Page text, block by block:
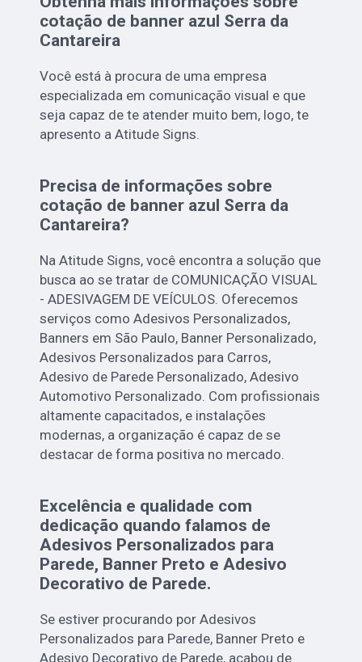
cotação de banner azul Serra da
Cantareira
Você está à procura de uma empresa
especializada em comunicação visual e que
seja capaz de te atender muito bem, logo, te
apresento a Atitude Signs.
Precisa de informações sobre
cotação de banner azul Serra da
Cantareira?
Na Atitude Signs, você encontra a solução que
busca ao se tratar de COMUNICAÇÃO VISUAL
- ADESIVAGEM DE VEÍCULOS. Oferecemos
serviços como Adesivos Personalizados,
Banners em São Paulo, Banner Personalizado,
Adesivos Personalizados para Carros,
Adesivo de Parede Personalizado, Adesivo
Automotivo Personalizado. Com profissionais
altamente capacitados, e instalações
modernas, a organização é capaz de se
destacar de forma positiva no mercado.
Excelência e qualidade com
dedicação quando falamos de
Adesivos Personalizados para
Parede, Banner Preto e Adesivo
Decorativo de Parede.
Se estiver procurando por Adesivos
Personalizados para Parede, Banner Preto e
Adesivo Decorativo de Parede, acabou de